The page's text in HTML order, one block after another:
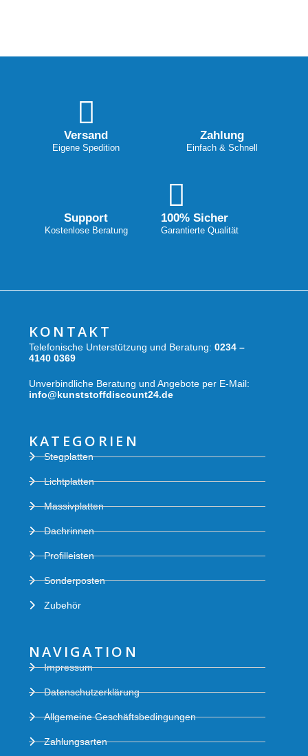
Versand
Eigene Spedition
Zahlung
Einfach & Schnell
Support
Kostenlose Beratung
100% Sicher
Garantierte Qualität
KONTAKT
Telefonische Unterstützung und Beratung: 0234 –
4140 0369
Unverbindliche Beratung und Angebote per E-Mail:
info@kunststoffdiscount24.de
KATEGORIEN
Stegplatten
Lichtplatten
Massivplatten
Dachrinnen
Profilleisten
Sonderposten
Zubehör
NAVIGATION
Impressum
Datenschutzerklärung
Allgemeine Geschäftsbedingungen
Zahlungsarten